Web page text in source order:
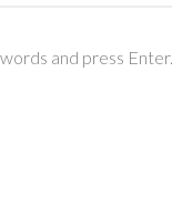
and press Enter.